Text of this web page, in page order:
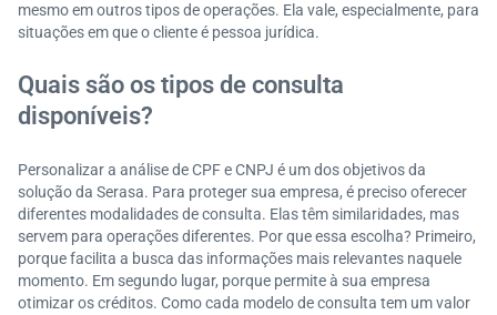
mesmo em outros tipos de operações. Ela vale, especialmente, para
situações em que o cliente é pessoa jurídica.
Quais são os tipos de consulta
disponíveis?
Personalizar a análise de CPF e CNPJ é um dos objetivos da
solução da Serasa. Para proteger sua empresa, é preciso oferecer
diferentes modalidades de consulta. Elas têm similaridades, mas
servem para operações diferentes. Por que essa escolha? Primeiro,
porque facilita a busca das informações mais relevantes naquele
momento. Em segundo lugar, porque permite à sua empresa
otimizar os créditos. Como cada modelo de consulta tem um valor